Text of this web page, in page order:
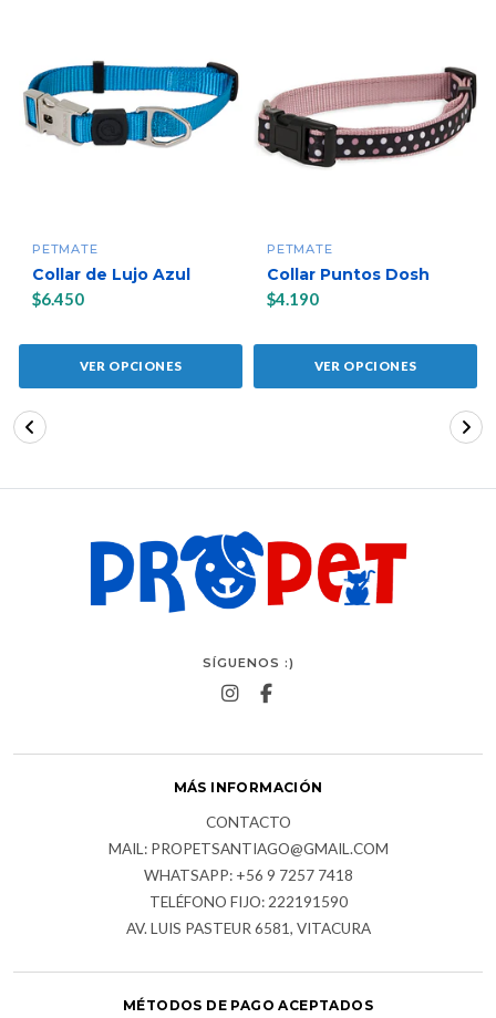
PETMATE
Collar de Lujo Azul
$6.450
VER OPCIONES
PETMATE
Collar Puntos Dosh
$4.190
VER OPCIONES
SÍGUENOS :)
MÁS INFORMACIÓN
CONTACTO
MAIL: PROPETSANTIAGO@GMAIL.COM
WHATSAPP: +56 9 7257 7418
TELÉFONO FIJO: 222191590
AV. LUIS PASTEUR 6581, VITACURA
MÉTODOS DE PAGO ACEPTADOS